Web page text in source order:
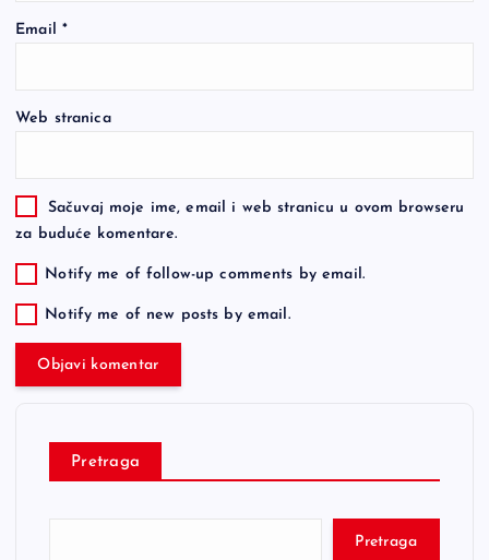
Email *
Web stranica
Sačuvaj moje ime, email i web stranicu u ovom browseru
za buduće komentare.
Notify me of follow-up comments by email.
Notify me of new posts by email.
Pretraga
Pretraga